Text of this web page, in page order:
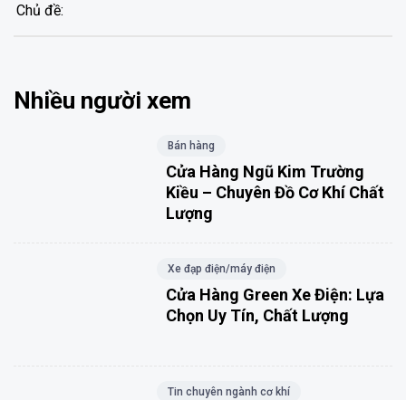
Chủ đề:
Nhiều người xem
Bán hàng
Cửa Hàng Ngũ Kim Trường
Kiều – Chuyên Đồ Cơ Khí Chất
Lượng
Xe đạp điện/máy điện
Cửa Hàng Green Xe Điện: Lựa
Chọn Uy Tín, Chất Lượng
Tin chuyên ngành cơ khí